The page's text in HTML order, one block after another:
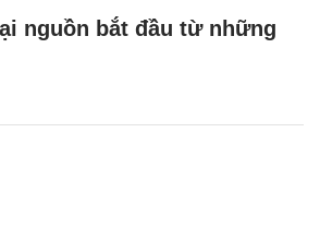
nguồn bắt đầu từ những